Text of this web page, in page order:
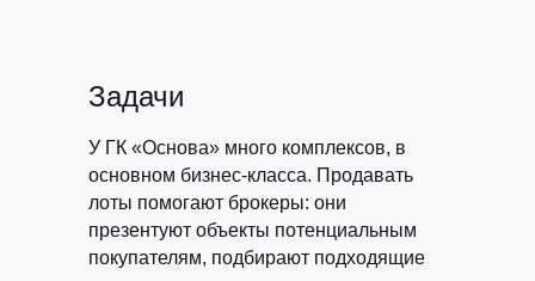
Задачи
У ГК «Основа» много комплексов, в
основном бизнес-класса. Продавать
лоты помогают брокеры: они
презентуют объекты потенциальным
покупателям, подбирают подходящие